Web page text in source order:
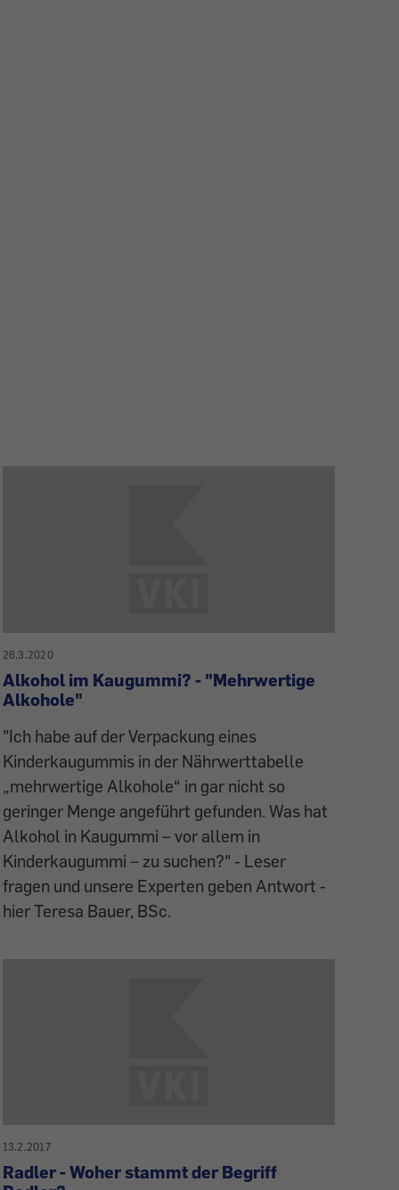
26.3.2020
Alkohol im Kaugummi? - "Mehrwertige
Alkohole"
"Ich habe auf der Verpackung eines
Kinderkaugummis in der Nährwerttabelle
„mehrwertige Alkohole“ in gar nicht so
geringer Menge angeführt gefunden. Was hat
Alkohol in Kaugummi – vor allem in
Kinderkaugummi – zu suchen?" - Leser
fragen und unsere Experten geben Antwort -
hier Teresa Bauer, BSc.
13.2.2017
Radler - Woher stammt der Begriff